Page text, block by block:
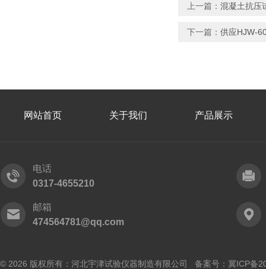
上一篇： 混凝土抗压
下一篇： 供应HJW-
网站首页 关于我们 产品展示
电话
0317-4655210
邮箱
474564781@qq.com
© 2026 版权所有：河北宇津试验仪器制造有限公司 备案号：冀ICP备